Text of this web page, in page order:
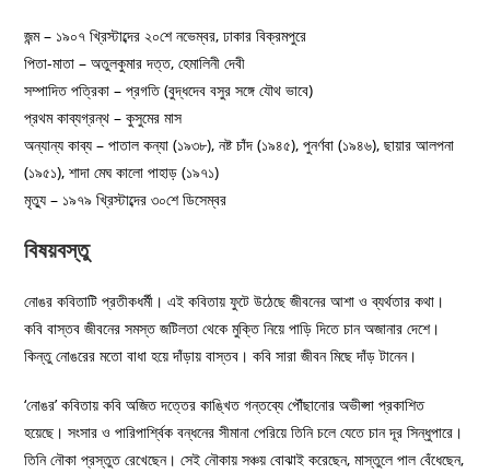
জন্ম – ১৯০৭ খ্রিস্টাব্দের ২০শে নভেম্বর, ঢাকার বিক্রমপুরে
পিতা-মাতা – অতুলকুমার দত্ত, হেমালিনী দেবী
সম্পাদিত পত্রিকা – প্রগতি (বুদ্ধদেব বসুর সঙ্গে যৌথ ভাবে)
প্রথম কাব্যগ্রন্থ – কুসুমের মাস
অন্যান্য কাব্য – পাতাল কন্যা (১৯৩৮), নষ্ট চাঁদ (১৯৪৫), পুনর্ণবা (১৯৪৬), ছায়ার আলপনা
(১৯৫১), শাদা মেঘ কালো পাহাড় (১৯৭১)
মৃত্যু – ১৯৭৯ খ্রিস্টাব্দের ৩০শে ডিসেম্বর
বিষয়বস্তু
নোঙর কবিতাটি প্রতীকধর্মী। এই কবিতায় ফুটে উঠেছে জীবনের আশা ও ব্যর্থতার কথা।
কবি বাস্তব জীবনের সমস্ত জটিলতা থেকে মুক্তি নিয়ে পাড়ি দিতে চান অজানার দেশে।
কিন্তু নোঙরের মতো বাধা হয়ে দাঁড়ায় বাস্তব। কবি সারা জীবন মিছে দাঁড় টানেন।
‘নোঙর’ কবিতায় কবি অজিত দত্তের কাঙ্খিত গন্তব্যে পৌঁছানোর অভীপ্সা প্রকাশিত
হয়েছে। সংসার ও পারিপার্শ্বিক বন্ধনের সীমানা পেরিয়ে তিনি চলে যেতে চান দূর সিন্ধুপারে।
তিনি নৌকা প্রস্তুত রেখেছেন। সেই নৌকায় সঞ্চয় বোঝাই করেছেন, মাস্তুলে পাল বেঁধেছেন,